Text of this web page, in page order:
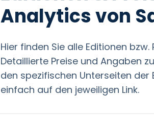
Analytics von
Hier finden Sie alle Editionen
Detaillierte Preise und Angaben
den spezifischen Unterseiten der
einfach auf den jeweiligen Link.